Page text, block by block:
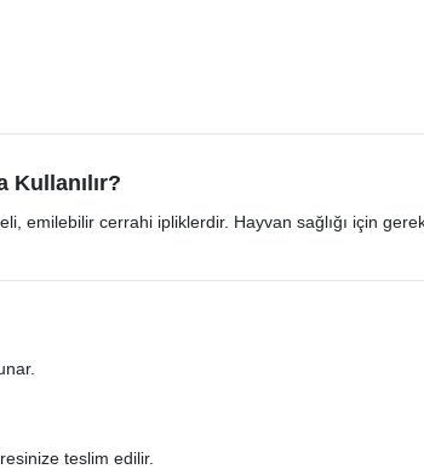
emilebilir cerrahi ipliklerdir. Hayvan sağlığı için
teslim edilir.